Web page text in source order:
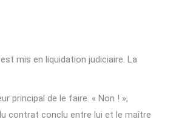
mis en liquidation judiciaire. La
principal de le faire. « Non ! »,
contrat conclu entre lui et le maître